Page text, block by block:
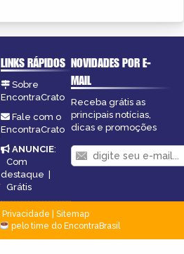
LINKS RÁPIDOS
Sobre
EncontraCrato
Fale com o
EncontraCrato
ANUNCIE:
Com
destaque
Grátis
NOVIDADES POR E-
MAIL
Receba grátis as
principais notícias,
dicas e promoções
Privacidade
Sitemap
pelo time do EncontraBrasil